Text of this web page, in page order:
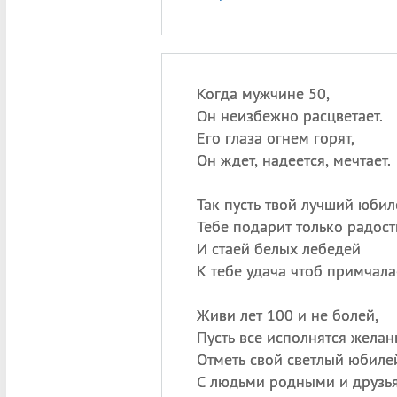
Когда мужчине 50,
Он неизбежно расцветает.
Его глаза огнем горят,
Он ждет, надеется, мечтает.
Так пусть твой лучший
Тебе подарит только
И стаей белых лебедей
К тебе удача чтоб
Живи лет 100 и не болей,
Пусть все исполнятся
Отметь свой светлый
С людьми родными и